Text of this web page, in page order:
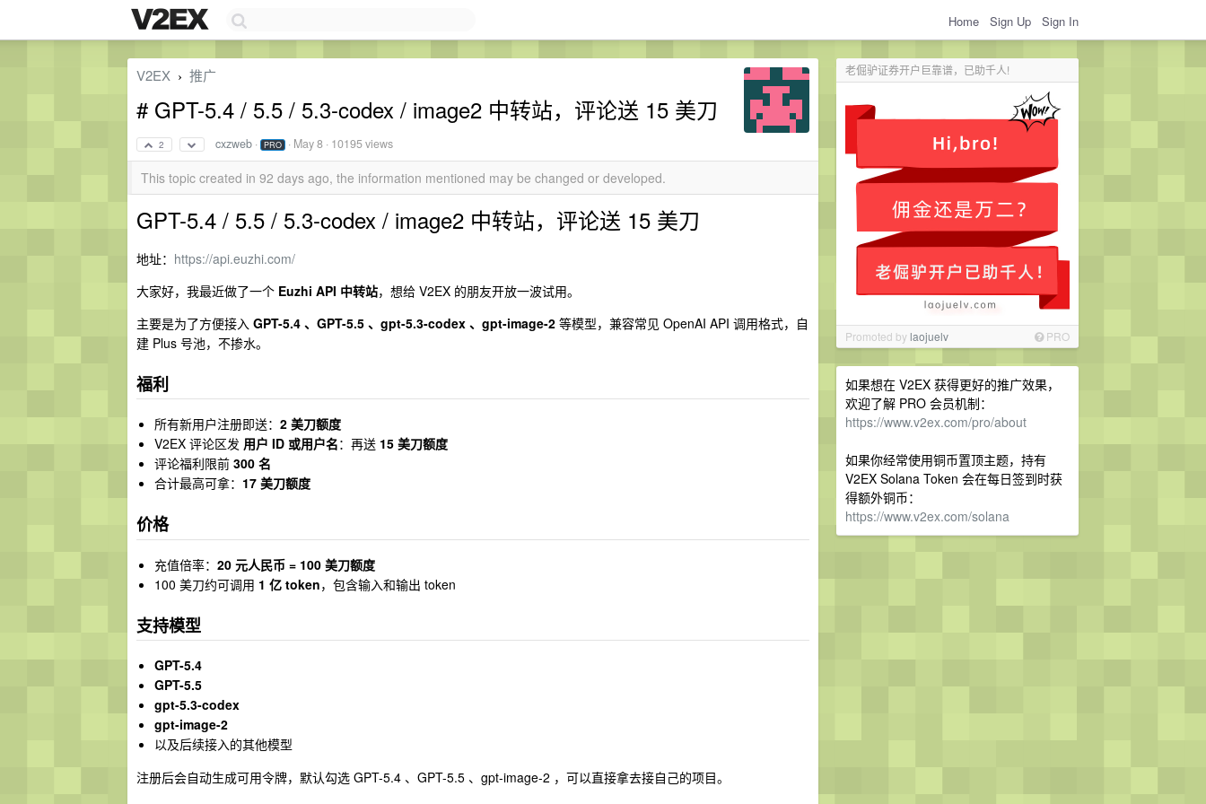
Home Sign Up Sign In
老倔驴证券开户巨靠谱，已助千人!
Promoted bylaojuelv PRO
如果想在 V2EX 获得更好的推广效果，
欢迎了解 PRO 会员机制：
https://www.v2ex.com/pro/about
如果你经常使用铜币置顶主题，持有
V2EX Solana Token 会在每日签到时获
得额外铜币：
https://www.v2ex.com/solana
V2EX › 推广
# GPT-5.4 / 5.5 / 5.3-codex / image2 中转站，评论送 15 美刀
2 cxzweb · PRO · May 8 · 10195 views
This topic created in 92 days ago, the information mentioned may be changed or developed.
GPT-5.4 / 5.5 / 5.3-codex / image2 中转站，评论送 15 美刀
地址： https://api.euzhi.com/
大家好，我最近做了一个 Euzhi API 中转站，想给 V2EX 的朋友开放一波试用。
主要是为了方便接入 GPT-5.4 、GPT-5.5 、gpt-5.3-codex 、gpt-image-2 等模型，兼容常见 OpenAI API 调用格式，自
建 Plus 号池，不掺水。
福利
所有新用户注册即送： 2 美刀额度
V2EX 评论区发 用户 ID 或用户名：再送 15 美刀额度
评论福利限前 300 名
合计最高可拿： 17 美刀额度
价格
充值倍率： 20 元人民币 = 100 美刀额度
100 美刀约可调用 1 亿 token，包含输入和输出 token
支持模型
GPT-5.4
GPT-5.5
gpt-5.3-codex
gpt-image-2
以及后续接入的其他模型
注册后会自动生成可用令牌，默认勾选 GPT-5.4 、GPT-5.5 、gpt-image-2 ，可以直接拿去接自己的项目。